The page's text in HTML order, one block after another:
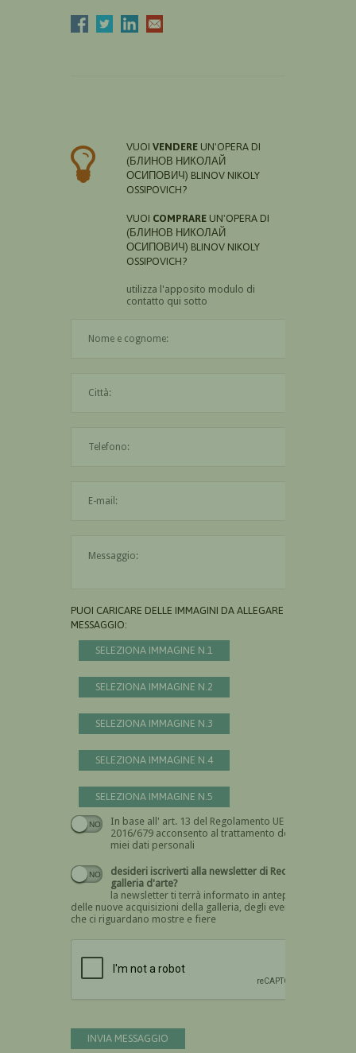
VUOI VENDERE UN'OPERA DI
(БЛИНОВ НИКОЛАЙ
ОСИПОВИЧ) BLINOV NIKOLY
OSSIPOVICH?
VUOI COMPRARE UN'OPERA DI
(БЛИНОВ НИКОЛАЙ
ОСИПОВИЧ) BLINOV NIKOLY
OSSIPOVICH?
utilizza l'apposito modulo di
contatto qui sotto
PUOI CARICARE DELLE IMMAGINI DA ALLEGARE AL
MESSAGGIO:
SELEZIONA IMMAGINE N.1
SELEZIONA IMMAGINE N.2
SELEZIONA IMMAGINE N.3
SELEZIONA IMMAGINE N.4
SELEZIONA IMMAGINE N.5
In base all' art. 13 del Regolamento UE n.
2016/679 acconsento al trattamento dei
miei dati personali
Devi dare il consenso
desideri iscriverti alla newsletter di Recta
galleria d'arte?
la newsletter ti terrà informato in anteprima
delle nuove acquisizioni della galleria, degli eventi
che ci riguardano mostre e fiere
INVIA MESSAGGIO